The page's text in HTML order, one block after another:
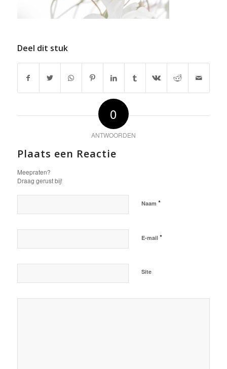
Deel dit stuk
0
ANTWOORDEN
Plaats een Reactie
Meepraten?
Draag gerust bij!
Naam *
E-mail *
Site